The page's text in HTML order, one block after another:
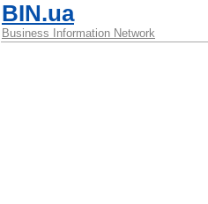
BIN.ua
Business Information Network